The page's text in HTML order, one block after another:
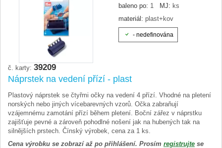
baleno po: 1 MJ: ks
materiál: plast+kov
- nedefinována
č. karty: 39209
Náprstek na vedení přízí - plast
Plastový náprstek se čtyřmi očky na vedení 4 přízí. Vhodné na pletení
norských nebo jiných vícebarevných vzorů. Očka zabraňují
vzájemnému zamotání přízí během pletení. Boční zářez v náprstku
zajišťuje pevné a zároveň pohodlné nošení jak na hubených tak na
silnějších prstech. Čínský výrobek, cena za 1 ks.
Cena výrobku se zobrazí až po přihlášení. Prosím registrujte se